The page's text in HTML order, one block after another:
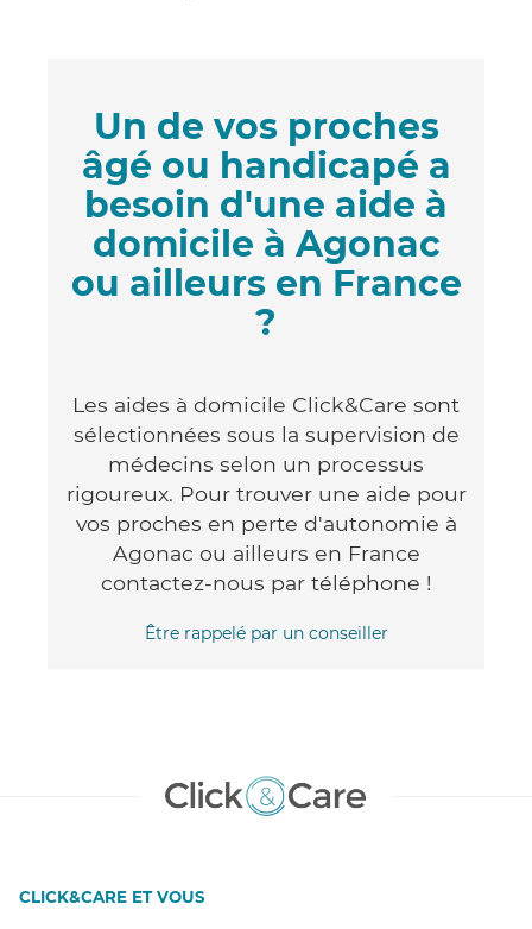
Un de vos proches
âgé ou handicapé a
besoin d'une aide à
domicile à Agonac
ou ailleurs en France
?
Les aides à domicile Click&Care sont
sélectionnées sous la supervision de
médecins selon un processus
rigoureux. Pour trouver une aide pour
vos proches en perte d'autonomie à
Agonac ou ailleurs en France
contactez-nous par téléphone !
Être rappelé par un conseiller
CLICK&CARE ET VOUS